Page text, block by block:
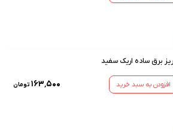
برق ساده اریک سفید
افزودن به سبد خرید ۱۶۳٬۵۰۰ تومان